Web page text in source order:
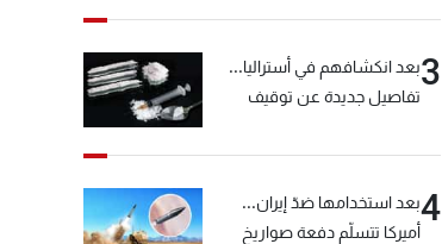
3بعد انكشافهم في أستراليا...
تفاصيل جديدة عن توقيف
4بعد استخدامها ضدّ إيران...
أميركا تتسلّم دفعة صواريخ